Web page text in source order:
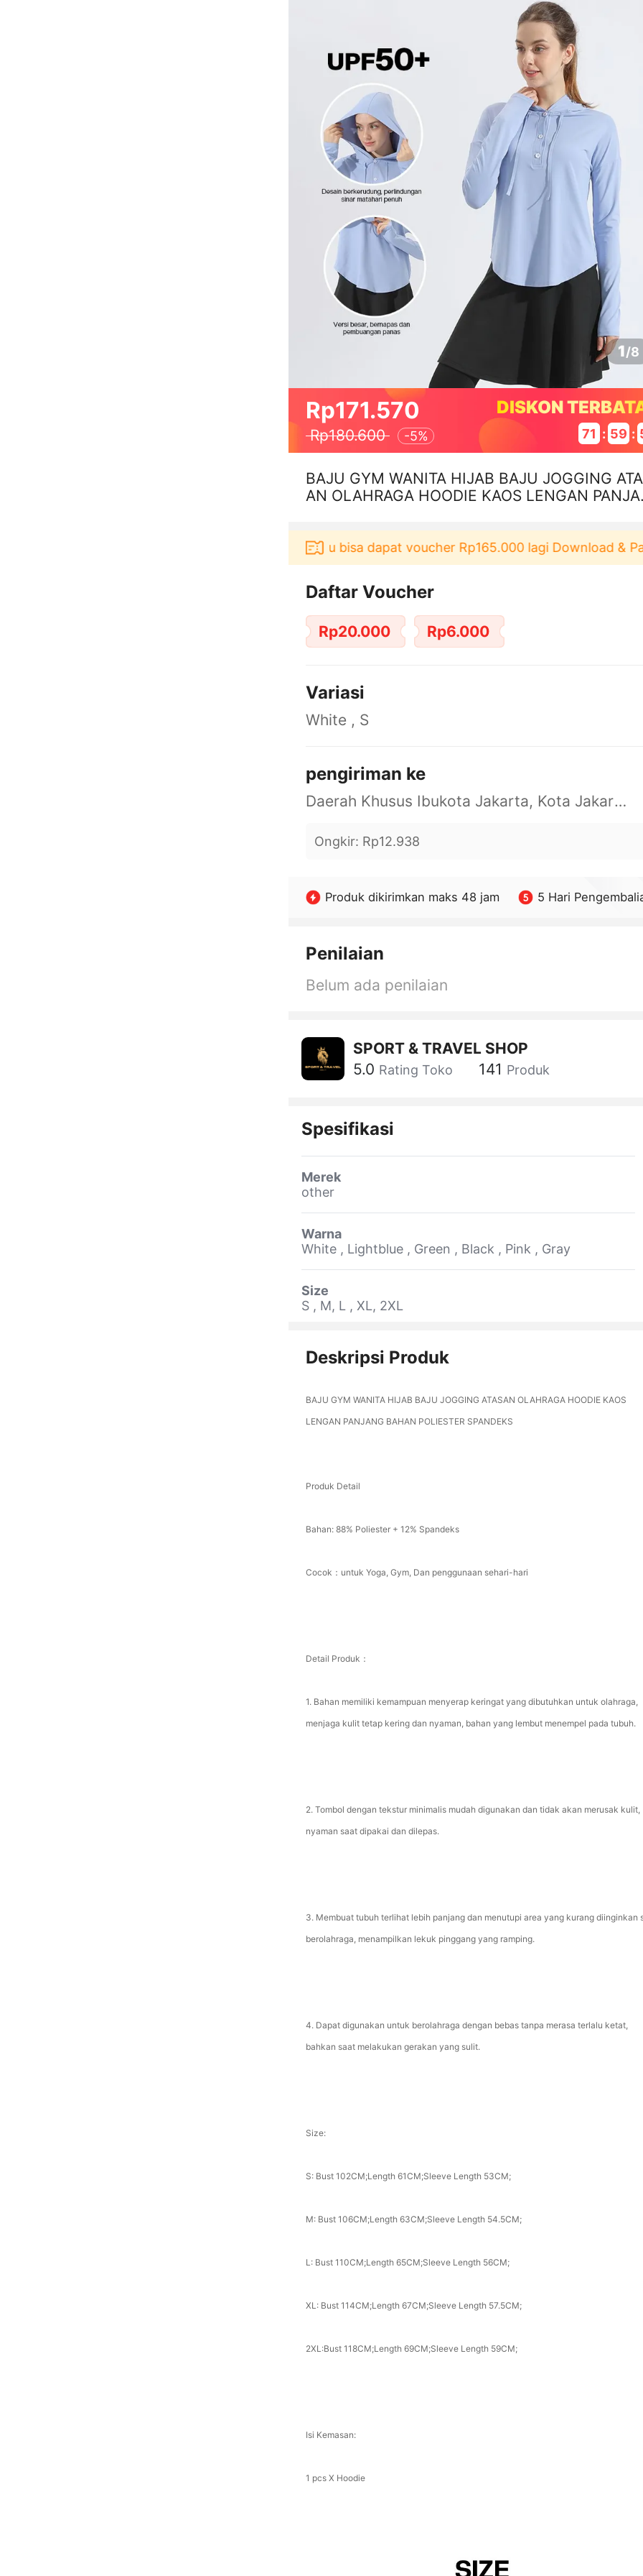
1/8
Rp171.570
Rp180.600 -5%
DISKON
71 : 59 :
BAJU GYM WANITA HIJAB BAJU JOGGING
AN OLAHRAGA HOODIE KAOS LENGAN
Pengguna baru berbelanja di aplikasi Akulaku bisa dapat voucher Rp165.000 lagi Download & Pakai！
Daftar Voucher
Rp20.000 Rp6.000
Variasi
White , S
pengiriman ke
Daerah Khusus Ibukota Jakarta, Kota Jakarta Barat, Cengkareng, yy
Ongkir: Rp12.938
Produk dikirimkan maks 48 jam 5 Hari
Penilaian
Belum ada penilaian
SPORT & TRAVEL SHOP
5.0 Rating Toko 141 Produk
Spesifikasi
Merek
other
Warna
White , Lightblue , Green , Black , Pink , Gray
Size
S , M, L , XL, 2XL
Deskripsi Produk
BAJU GYM WANITA HIJAB BAJU JOGGING ATASAN OLAHRAGA HOODIE KAOS
LENGAN PANJANG BAHAN POLIESTER SPANDEKS
Produk Detail
Bahan: 88% Poliester + 12% Spandeks
Cocok：untuk Yoga, Gym, Dan penggunaan sehari-hari
Detail Produk：
1. Bahan memiliki kemampuan menyerap keringat yang dibutuhkan untuk olahraga,
menjaga kulit tetap kering dan nyaman, bahan yang lembut menempel pada tubuh.
2. Tombol dengan tekstur minimalis mudah digunakan dan tidak akan merusak kulit,
nyaman saat dipakai dan dilepas.
3. Membuat tubuh terlihat lebih panjang dan menutupi area yang kurang diinginkan
berolahraga, menampilkan lekuk pinggang yang ramping.
4. Dapat digunakan untuk berolahraga dengan bebas tanpa merasa terlalu ketat,
bahkan saat melakukan gerakan yang sulit.
Size:
S: Bust 102CM;Length 61CM;Sleeve Length 53CM;
M: Bust 106CM;Length 63CM;Sleeve Length 54.5CM;
L: Bust 110CM;Length 65CM;Sleeve Length 56CM;
XL: Bust 114CM;Length 67CM;Sleeve Length 57.5CM;
2XL:Bust 118CM;Length 69CM;Sleeve Length 59CM;
Isi Kemasan:
1 pcs X Hoodie